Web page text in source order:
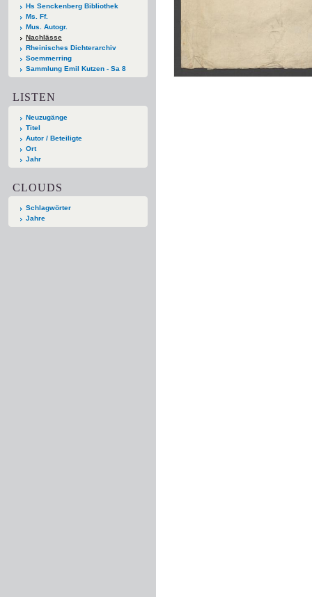
Hs Senckenberg Bibliothek
Ms. Ff.
Mus. Autogr.
Nachlässe
Rheinisches Dichterarchiv
Soemmerring
Sammlung Emil Kutzen - Sa 8
LISTEN
Neuzugänge
Titel
Autor / Beteiligte
Ort
Jahr
CLOUDS
Schlagwörter
Jahre